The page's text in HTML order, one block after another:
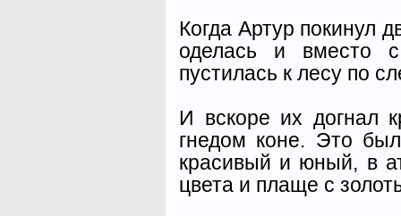
Когда Артур покинул
оделась и вместо
пустилась к лесу по
И вскоре их догнал
гнедом коне. Это
красивый и юный, в
цвета и плаще с